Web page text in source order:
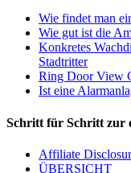
Wie findet man
Wie gut ist die
Konkretes
Stadtritter
Ring Door View
Ist eine
Schritt für Schritt zur
Affiliate
ÜBERSICHT